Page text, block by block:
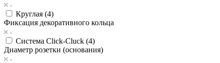
Круглая (4)
Фиксация декоративного кольца
Система Click-Cluck (4)
Диаметр розетки (основания)